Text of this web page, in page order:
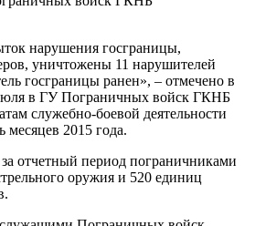
нарушения госграницы,
уничтожены 11 нарушителей
госграницы ранен», – отмечено в
в ГУ Пограничных войск ГКНБ
служебно-боевой деятельности
месяцев 2015 года.
отчетный период пограничниками
оружия и 520 единиц